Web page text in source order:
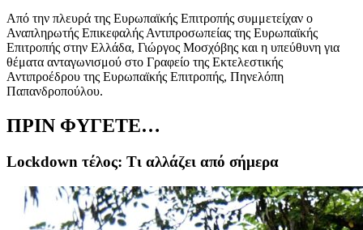
Από την πλευρά της Ευρωπαϊκής Επιτροπής συμμετείχαν ο
Αναπληρωτής Επικεφαλής Αντιπροσωπείας της Ευρωπαϊκής
Επιτροπής στην Ελλάδα, Γιώργος Μοσχόβης και η υπεύθυνη για
θέματα ανταγωνισμού στο Γραφείο της Εκτελεστικής
Αντιπροέδρου της Ευρωπαϊκής Επιτροπής, Πηνελόπη
Παπανδροπούλου.
ΠΡΙΝ ΦΥΓΕΤΕ…
Lockdown τέλος: Τι αλλάζει από σήμερα